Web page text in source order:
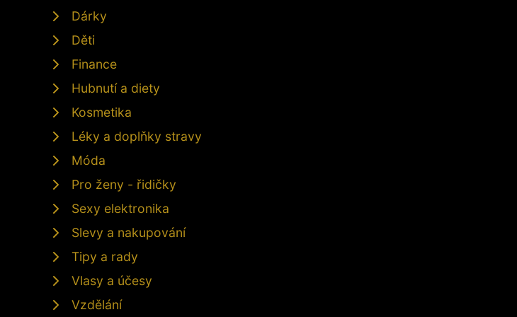
Dárky
Děti
Finance
Hubnutí a diety
Kosmetika
Léky a doplňky stravy
Móda
Pro ženy - řidičky
Sexy elektronika
Slevy a nakupování
Tipy a rady
Vlasy a účesy
Vzdělání